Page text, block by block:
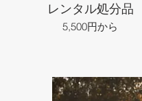
レンタル処分品
5,500円から